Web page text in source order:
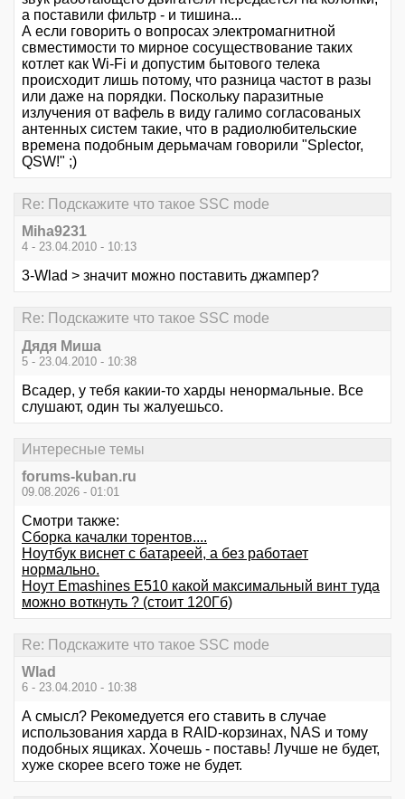
а поставили фильтр - и тишина...
А если говорить о вопросах электромагнитной
свместимости то мирное сосуществование таких
котлет как Wi-Fi и допустим бытового телека
происходит лишь потому, что разница частот в разы
или даже на порядки. Поскольку паразитные
излучения от вафель в виду галимо согласованых
антенных систем такие, что в радиолюбительские
времена подобным дерьмачам говорили "Splector,
QSW!" ;)
Re: Подскажите что такое SSC mode
Miha9231
4 - 23.04.2010 - 10:13
3-Wlad > значит можно поставить джампер?
Re: Подскажите что такое SSC mode
Дядя Миша
5 - 23.04.2010 - 10:38
Всадер, у тебя какии-то харды ненормальные. Все
слушают, один ты жалуешьсо.
Интересные темы
forums-kuban.ru
09.08.2026 - 01:01
Смотри также:
Сборка качалки торентов....
Ноутбук виснет с батареей, а без работает
нормально.
Ноут Emashines E510 какой максимальный винт туда
можно воткнуть ? (стоит 120Гб)
Re: Подскажите что такое SSC mode
Wlad
6 - 23.04.2010 - 10:38
А смысл? Рекомедуется его ставить в случае
использования харда в RAID-корзинах, NAS и тому
подобных ящиках. Хочешь - поставь! Лучше не будет,
хуже скорее всего тоже не будет.